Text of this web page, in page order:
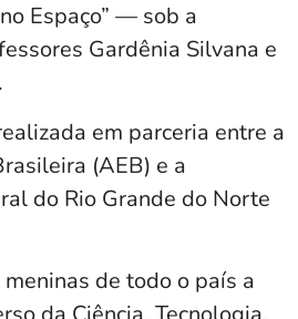
Espaço” — sob a
Gardênia Silvana e
em parceria entre a
(AEB) e a
do Rio Grande do Norte
de todo o país a